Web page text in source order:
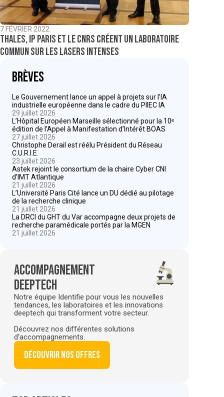
7 FÉVRIER 2022
Thales, IP Paris et le CNRS créent un laboratoire
commun sur les lasers intenses
Brèves
Le Gouvernement lance un appel à projets sur l’IA
industrielle européenne dans le cadre du PIIEC IA
29 juillet 2026
L’Hôpital Européen Marseille sélectionné pour la 10ᵉ
édition de l’Appel à Manifestation d’Intérêt BOAS
27 juillet 2026
Christophe Derail est réélu Président du Réseau
C.U.R.I.E.
23 juillet 2026
Astek rejoint le consortium de la chaire Cyber CNI
d’IMT Atlantique
21 juillet 2026
L’Université Paris Cité lance un DU dédié au pilotage
de la recherche clinique
21 juillet 2026
La DRCI du GHT du Var accompagne deux projets de
recherche paramédicale portés par la MGEN
21 juillet 2026
Accompagnement
deeptech
Notre équipe Identifie pour vous les nouvelles
tendances, les laboratoires et les innovations
deeptech qui transforment votre secteur.
Découvrez nos différentes solutions
d'accompagnements.
Découvrir nos offres